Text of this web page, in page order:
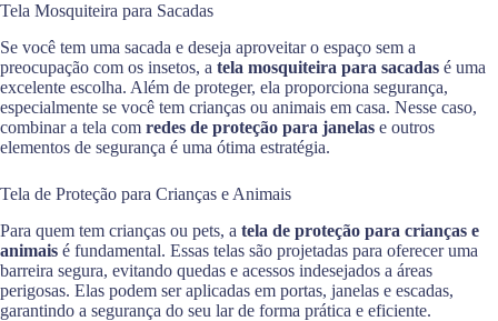
Tela Mosquiteira para Sacadas
Se você tem uma sacada e deseja aproveitar o espaço sem a
preocupação com os insetos, a tela mosquiteira para sacadas é uma
excelente escolha. Além de proteger, ela proporciona segurança,
especialmente se você tem crianças ou animais em casa. Nesse caso,
combinar a tela com redes de proteção para janelas e outros
elementos de segurança é uma ótima estratégia.
Tela de Proteção para Crianças e Animais
Para quem tem crianças ou pets, a tela de proteção para crianças e
animais é fundamental. Essas telas são projetadas para oferecer uma
barreira segura, evitando quedas e acessos indesejados a áreas
perigosas. Elas podem ser aplicadas em portas, janelas e escadas,
garantindo a segurança do seu lar de forma prática e eficiente.